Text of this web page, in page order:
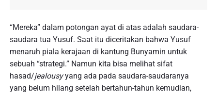
“Mereka” dalam potongan ayat di atas adalah saudara-
saudara tua Yusuf. Saat itu diceritakan bahwa Yusuf
menaruh piala kerajaan di kantung Bunyamin untuk
sebuah “strategi.” Namun kita bisa melihat sifat
hasad/jealousyyang ada pada saudara-saudaranya
yang belum hilang setelah bertahun-tahun kemudian,